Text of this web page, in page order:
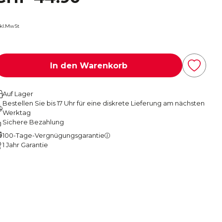
In den Warenkorb
Auf Lager
Bestellen Sie bis 17 Uhr für eine diskrete Lieferung am nächsten
Werktag
Sichere Bezahlung
100-Tage-Vergnügungsgarantie
1 Jahr Garantie